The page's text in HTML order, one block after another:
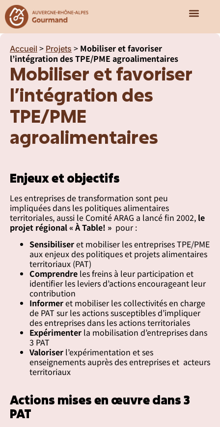
Accueil > Projets > Mobiliser et favoriser
l’intégration des TPE/PME agroalimentaires
Mobiliser et favoriser
l’intégration des
TPE/PME
agroalimentaires
Enjeux et objectifs
Les entreprises de transformation sont peu
impliquées dans les politiques alimentaires
territoriales, aussi le Comité ARAG a lancé fin 2002, le
projet régional « À Table! » pour :
Sensibiliseret mobiliser les entreprises TPE/PME
aux enjeux des politiques et projets alimentaires
territoriaux (PAT)
Comprendre les freins à leur participation et
identifier les leviers d’actions encourageant leur
contribution
Informeret mobiliser les collectivités en charge
de PAT sur les actions susceptibles d’impliquer
des entreprises dans les actions territoriales
Expérimenter la mobilisation d’entreprises dans
3 PAT
Valoriser l’expérimentation et ses
enseignements auprès des entreprises et acteurs
territoriaux
Actions mises en œuvre dans 3
PAT